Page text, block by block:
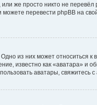
же просто никто не
можете перевести phpBB на
из них может относиться
известно как «аватара» и
аватары,